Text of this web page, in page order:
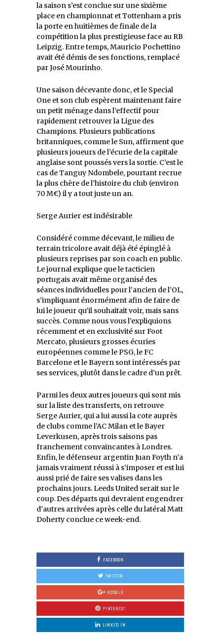
la saison s’est conclue sur une sixième
place en championnat et Tottenham a pris
la porte en huitièmes de finale de la
compétition la plus prestigieuse face au RB
Leipzig. Entre temps, Mauricio Pochettino
avait été démis de ses fonctions, remplacé
par José Mourinho.
Une saison décevante donc, et le Special
One et son club espèrent maintenant faire
un petit ménage dans l’effectif pour
rapidement retrouver la Ligue des
Champions. Plusieurs publications
britanniques, comme le Sun, affirment que
plusieurs joueurs de l’écurie de la capitale
anglaise sont poussés vers la sortie. C’est le
cas de Tanguy Ndombele, pourtant recrue
la plus chère de l’histoire du club (environ
70 M€) il y a tout juste un an.
Serge Aurier est indésirable
Considéré comme décevant, le milieu de
terrain tricolore avait déjà été épinglé à
plusieurs reprises par son coach en public.
Le journal explique que le tacticien
portugais avait même organisé des
séances individuelles pour l’ancien de l’OL,
s’impliquant énormément afin de faire de
lui le joueur qu’il souhaitait voir, mais sans
succès. Comme nous vous l’expliquions
récemment et en exclusivité sur Foot
Mercato, plusieurs grosses écuries
européennes comme le PSG, le FC
Barcelone et le Bayern sont intéressés par
ses services, plutôt dans le cadre d’un prêt.
Parmi les deux autres joueurs qui sont mis
sur la liste des transferts, on retrouve
Serge Aurier, qui a lui aussi la cote auprès
de clubs comme l’AC Milan et le Bayer
Leverkusen, après trois saisons pas
franchement convaincantes à Londres.
Enfin, le défenseur argentin Juan Foyth n’a
jamais vraiment réussi à s’imposer et est lui
aussi prié de faire ses valises dans les
prochains jours. Leeds United serait sur le
coup. Des départs qui devraient engendrer
d’autres arrivées après celle du latéral Matt
Doherty conclue ce week-end.
FACEBOOK
TWITTER
GOOGLE
PINTEREST
LINKED IN